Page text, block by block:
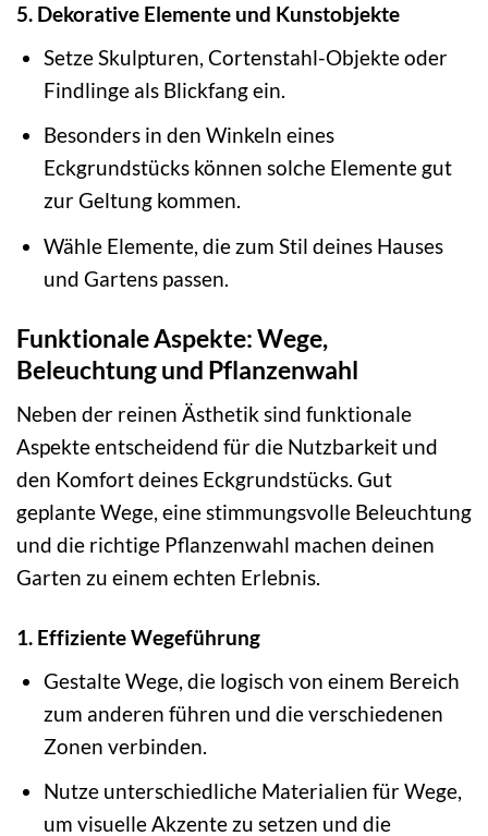
5. Dekorative Elemente und Kunstobjekte
Setze Skulpturen, Cortenstahl-Objekte oder
Findlinge als Blickfang ein.
Besonders in den Winkeln eines
Eckgrundstücks können solche Elemente gut
zur Geltung kommen.
Wähle Elemente, die zum Stil deines Hauses
und Gartens passen.
Funktionale Aspekte: Wege,
Beleuchtung und Pflanzenwahl
Neben der reinen Ästhetik sind funktionale
Aspekte entscheidend für die Nutzbarkeit und
den Komfort deines Eckgrundstücks. Gut
geplante Wege, eine stimmungsvolle Beleuchtung
und die richtige Pflanzenwahl machen deinen
Garten zu einem echten Erlebnis.
1. Effiziente Wegeführung
Gestalte Wege, die logisch von einem Bereich
zum anderen führen und die verschiedenen
Zonen verbinden.
Nutze unterschiedliche Materialien für Wege,
um visuelle Akzente zu setzen und die